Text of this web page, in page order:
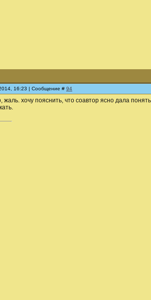
16:23 | Сообщение # 94
жаль. хочу пояснить, что соавтор ясно дала